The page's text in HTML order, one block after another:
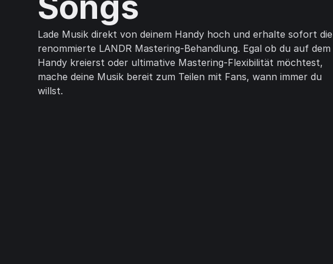
Lade Musik direkt von deinem Handy hoch und erhalte sofort die
renommierte LANDR Mastering-Behandlung. Egal ob du auf dem
Handy kreierst oder ultimative Mastering-Flexibilität möchtest,
mache deine Musik bereit zum Teilen mit Fans, wann immer du
willst.